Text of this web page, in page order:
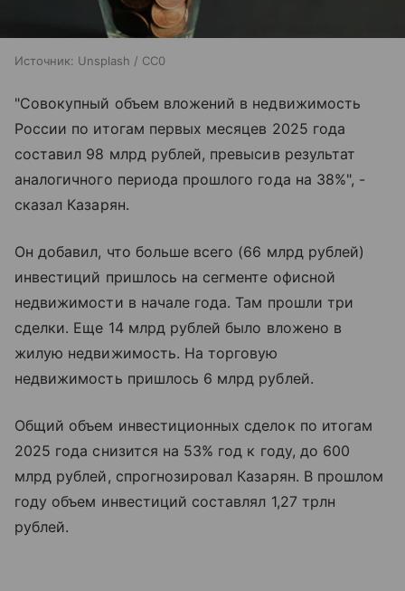
Источник: Unsplash / CC0
"Совокупный объем вложений в недвижимость
России по итогам первых месяцев 2025 года
составил 98 млрд рублей, превысив результат
аналогичного периода прошлого года на 38%", -
сказал Казарян.
Он добавил, что больше всего (66 млрд рублей)
инвестиций пришлось на сегменте офисной
недвижимости в начале года. Там прошли три
сделки. Еще 14 млрд рублей было вложено в
жилую недвижимость. На торговую
недвижимость пришлось 6 млрд рублей.
Общий объем инвестиционных сделок по итогам
2025 года снизится на 53% год к году, до 600
млрд рублей, спрогнозировал Казарян. В прошлом
году объем инвестиций составлял 1,27 трлн
рублей.